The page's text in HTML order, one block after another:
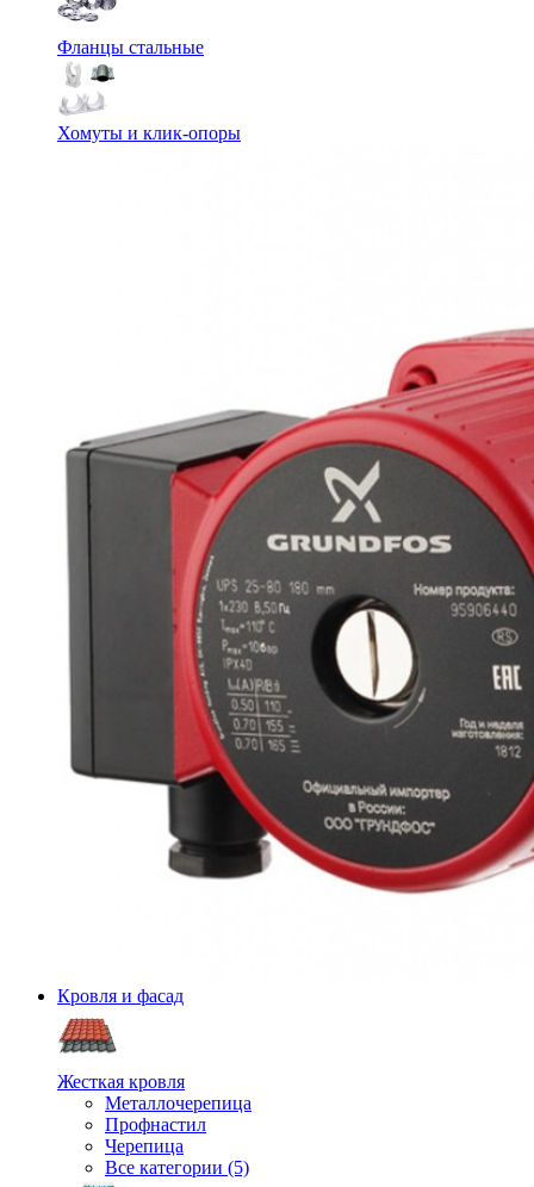
Фланцы стальные
Хомуты и клик-опоры
Кровля и фасад
Жесткая кровля
Металлочерепица
Профнастил
Черепица
Все категории (5)